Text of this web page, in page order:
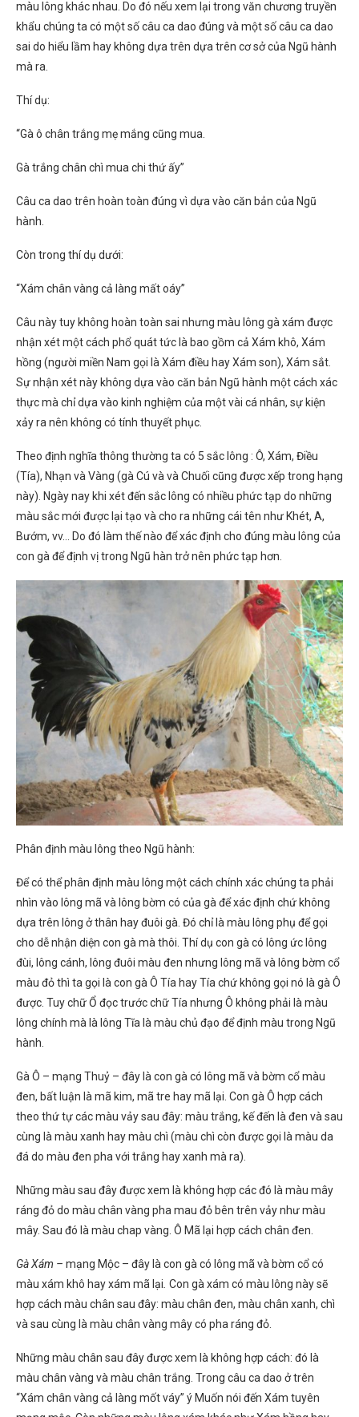
màu lông khác nhau. Do đó nếu xem lại trong văn chương truyền
khẩu chúng ta có một số câu ca dao đúng và một số câu ca dao
sai do hiểu lầm hay không dựa trên dựa trên cơ sở của Ngũ hành
mà ra.
Thí dụ:
“Gà ô chân trắng mẹ mắng cũng mua.
Gà trắng chân chì mua chi thứ ấy”
Câu ca dao trên hoàn toàn đúng vì dựa vào căn bản của Ngũ
hành.
Còn trong thí dụ dưới:
“Xám chân vàng cả làng mất oáy”
Câu này tuy không hoàn toàn sai nhưng màu lông gà xám được
nhận xét một cách phổ quát tức là bao gồm cả Xám khô, Xám
hồng (người miền Nam gọi là Xám điều hay Xám son), Xám sắt.
Sự nhận xét này không dựa vào căn bản Ngũ hành một cách xác
thực mà chỉ dựa vào kinh nghiệm của một vài cá nhân, sự kiện
xảy ra nên không có tính thuyết phục.
Theo định nghĩa thông thường ta có 5 sắc lông : Ô, Xám, Điều
(Tía), Nhạn và Vàng (gà Cú và và Chuối cũng được xếp trong hạng
này). Ngày nay khi xét đến sắc lông có nhiều phức tạp do những
màu sắc mới được lại tạo và cho ra những cái tên như Khét, A,
Bướm, vv… Do đó làm thế nào để xác định cho đúng màu lông của
con gà để định vị trong Ngũ hàn trở nên phức tạp hơn.
Phân định màu lông theo Ngũ hành:
Để có thể phân định màu lông một cách chính xác chúng ta phải
nhìn vào lông mã và lông bờm có của gà để xác định chứ không
dựa trên lông ở thân hay đuôi gà. Đó chỉ là màu lông phụ để gọi
cho dễ nhận diện con gà mà thôi. Thí dụ con gà có lông ức lông
đùi, lông cánh, lông đuôi màu đen nhưng lông mã và lông bờm cổ
màu đỏ thì ta gọi là con gà Ô Tía hay Tía chứ không gọi nó là gà Ô
được. Tuy chữ Ổ đọc trước chữ Tía nhưng Ô không phải là màu
lông chính mà là lông Tĩa là màu chủ đạo để định màu trong Ngũ
hành.
Gà Ô – mạng Thuỷ – đây là con gà có lông mã và bờm cổ màu
đen, bất luận là mã kim, mã tre hay mã lại. Con gà Ô hợp cách
theo thứ tự các màu vảy sau đây: màu trắng, kế đến là đen và sau
cùng là màu xanh hay màu chì (màu chì còn được gọi là màu da
đá do màu đen pha với trắng hay xanh mà ra).
Những màu sau đây được xem là không hợp các đó là màu mây
ráng đỏ do màu chân vàng pha mau đỏ bên trên vảy như màu
mây. Sau đó là màu chap vàng. Ô Mã lại hợp cách chân đen.
Gà Xám – mạng Mộc – đây là con gà có lông mã và bờm cổ có
màu xám khô hay xám mã lại Con gà xám có màu lông này sẽ
hợp cách màu chân sau đây: màu chân đen, màu chân xanh, chì
và sau cùng là màu chân vàng mây có pha ráng đỏ.
Những màu chân sau đây được xem là không hợp cách: đó là
màu chân vàng và màu chân trắng. Trong câu ca dao ở trên
“Xám chân vàng cả làng mốt váy” ý Muốn nói đến Xám tuyên